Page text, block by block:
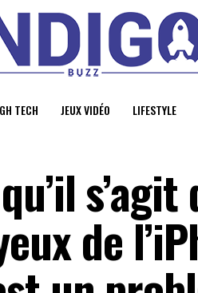
TECH JEUX VIDÉO LIFESTYLE
s’agit
de